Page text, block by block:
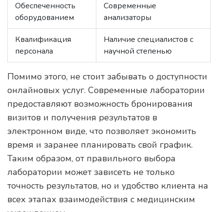
Обеспеченность
оборудованием
Современные
анализаторы
Квалификация
персонала
Наличие специалистов с
научной степенью
Помимо этого, не стоит забывать о доступности
онлайновых услуг. Современные лаборатории
предоставляют возможность бронирования
визитов и получения результатов в
электронном виде, что позволяет экономить
время и заранее планировать свой график.
Таким образом, от правильного выбора
лаборатории может зависеть не только
точность результатов, но и удобство клиента на
всех этапах взаимодействия с медицинским